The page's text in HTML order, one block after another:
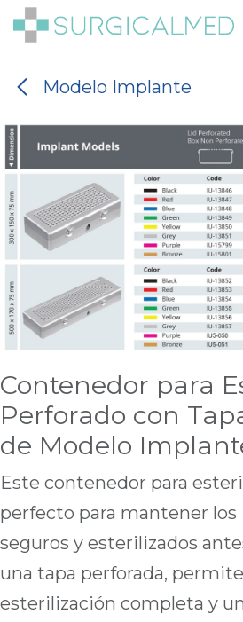
Ir al contenido
Modelo Implante
Contenedor para
Perforado con
de Modelo
Este contenedor para
perfecto para mantener
seguros y esterilizados
una tapa perforada,
esterilización completa y